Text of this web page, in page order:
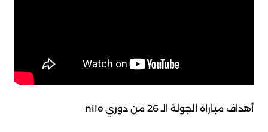
أهداف مباراة الجولة الـ 26 من دوري nile